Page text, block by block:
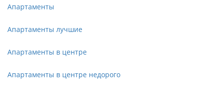
Апартаменты
Апартаменты лучшие
Апартаменты в центре
Апартаменты в центре недорого